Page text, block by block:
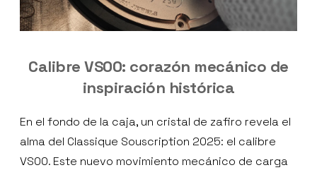
Calibre VS00: corazón mecánico de
inspiración histórica
En el fondo de la caja, un cristal de zafiro revela el
alma del Classique Souscription 2025: el calibre
VS00. Este nuevo movimiento mecánico de carga